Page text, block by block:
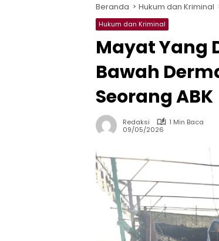
Beranda Hukum dan Kriminal
Hukum dan Kriminal
Mayat Yang
Bawah
Seorang ABK
Redaksi
1 Min Baca
09/05/2026